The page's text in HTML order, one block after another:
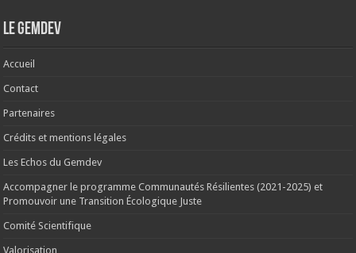
Le Gemdev
Accueil
Contact
Partenaires
Crédits et mentions légales
Les Echos du Gemdev
Accompagner le programme Communautés Résilientes (2021-2025) et
Promouvoir une Transition Écologique Juste
Comité Scientifique
Valorisation